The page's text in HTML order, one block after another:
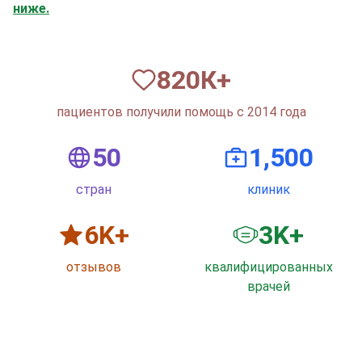
ниже.
820К+
пациентов получили помощь с 2014 года
50
стран
1,500
клиник
6K+
отзывов
3K+
квалифицированных
врачей